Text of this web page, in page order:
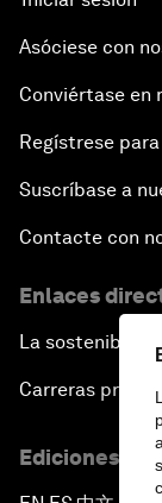
Asóciese con
Conviértase en
Regístrese
Suscríbase a
Contacte con
Enlaces
La
Carreras
Ediciones en